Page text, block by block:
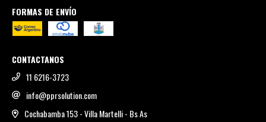
FORMAS DE ENVÍO
CONTACTANOS
11 6216-3723
info@pprsolution.com
Cochabamba 153 - Villa Martelli - Bs As